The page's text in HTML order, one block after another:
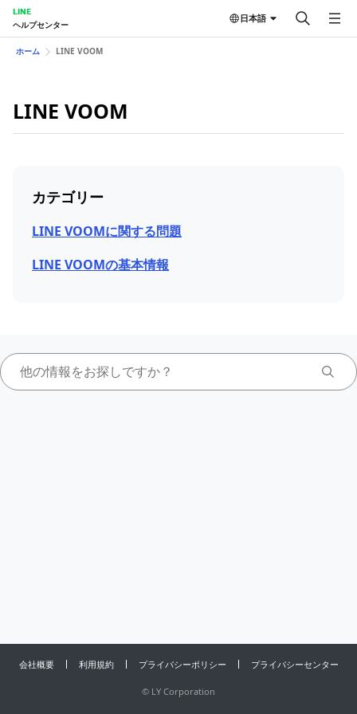
LINE
ヘルプセンター
日本語
ホーム LINE VOOM
LINE VOOM
カテゴリー
LINE VOOMに関する問題
LINE VOOMの基本情報
会社概要 利用規約 プライバシーポリシー プライバシーセンター
© LY Corporation